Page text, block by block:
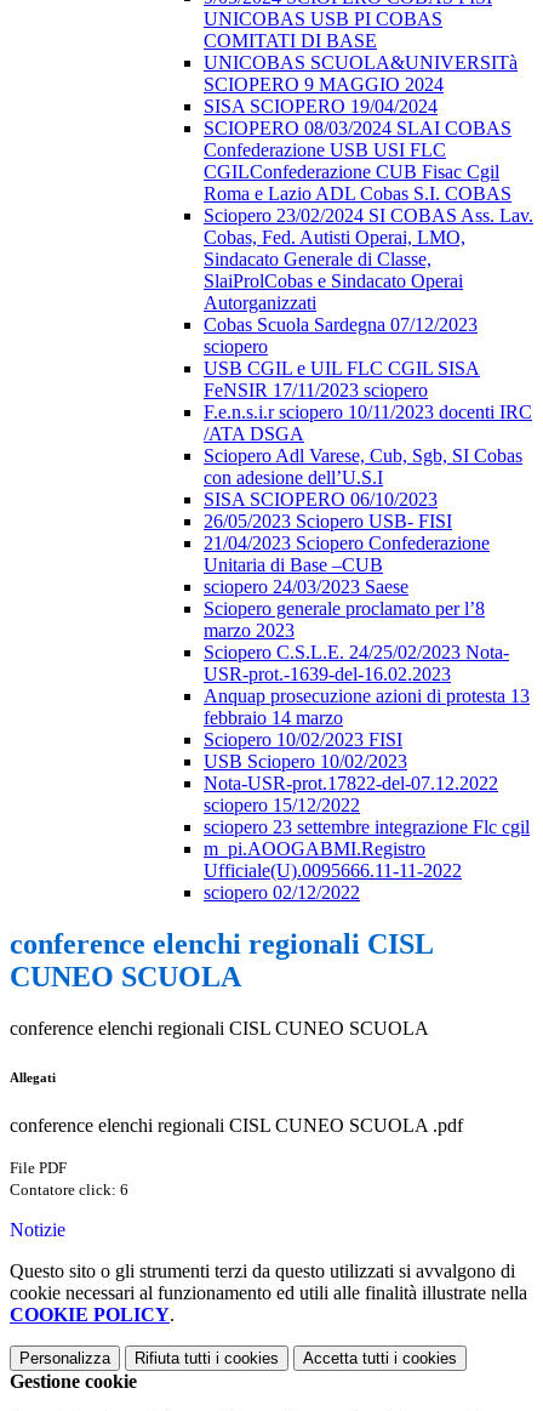
UNICOBAS USB PI COBAS
COMITATI DI BASE
UNICOBAS SCUOLA&UNIVERSITà
SCIOPERO 9 MAGGIO 2024
SISA SCIOPERO 19/04/2024
SCIOPERO 08/03/2024 SLAI COBAS
Confederazione USB USI FLC
CGILConfederazione CUB Fisac Cgil
Roma e Lazio ADL Cobas S.I. COBAS
Sciopero 23/02/2024 SI COBAS Ass. Lav.
Cobas, Fed. Autisti Operai, LMO,
Sindacato Generale di Classe,
SlaiProlCobas e Sindacato Operai
Autorganizzati
Cobas Scuola Sardegna 07/12/2023
sciopero
USB CGIL e UIL FLC CGIL SISA
FeNSIR 17/11/2023 sciopero
F.e.n.s.i.r sciopero 10/11/2023 docenti IRC
/ATA DSGA
Sciopero Adl Varese, Cub, Sgb, SI Cobas
con adesione dell’U.S.I
SISA SCIOPERO 06/10/2023
26/05/2023 Sciopero USB- FISI
21/04/2023 Sciopero Confederazione
Unitaria di Base –CUB
sciopero 24/03/2023 Saese
Sciopero generale proclamato per l’8
marzo 2023
Sciopero C.S.L.E. 24/25/02/2023 Nota-
USR-prot.-1639-del-16.02.2023
Anquap prosecuzione azioni di protesta 13
febbraio 14 marzo
Sciopero 10/02/2023 FISI
USB Sciopero 10/02/2023
Nota-USR-prot.17822-del-07.12.2022
sciopero 15/12/2022
sciopero 23 settembre integrazione Flc cgil
m_pi.AOOGABMI.Registro
Ufficiale(U).0095666.11-11-2022
sciopero 02/12/2022
conference elenchi regionali CISL
CUNEO SCUOLA
conference elenchi regionali CISL CUNEO SCUOLA
Allegati
conference elenchi regionali CISL CUNEO SCUOLA .pdf
File PDF
Contatore click: 6
Notizie
Questo sito o gli strumenti terzi da questo utilizzati si avvalgono di
cookie necessari al funzionamento ed utili alle finalità illustrate nella
COOKIE POLICY.
Personalizza Rifiuta tutti i cookies Accetta tutti i cookies
Gestione cookie